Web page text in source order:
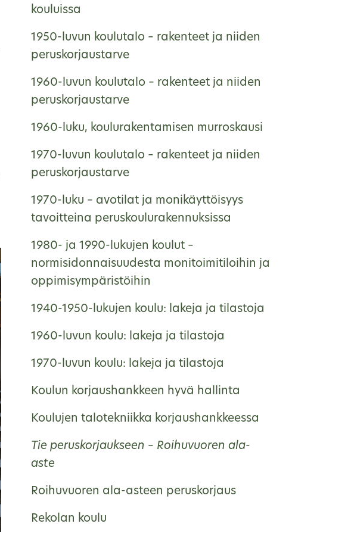
kouluissa
1950-luvun koulutalo – rakenteet ja niiden
peruskorjaustarve
1960-luvun koulutalo – rakenteet ja niiden
peruskorjaustarve
1960-luku, koulurakentamisen murroskausi
1970-luvun koulutalo – rakenteet ja niiden
peruskorjaustarve
1970-luku – avotilat ja monikäyttöisyys
tavoitteina peruskoulurakennuksissa
1980- ja 1990-lukujen koulut –
normisidonnaisuudesta monitoimitiloihin ja
oppimisympäristöihin
1940-1950-lukujen koulu: lakeja ja tilastoja
1960-luvun koulu: lakeja ja tilastoja
1970-luvun koulu: lakeja ja tilastoja
Koulun korjaushankkeen hyvä hallinta
Koulujen talotekniikka korjaushankkeessa
Tie peruskorjaukseen – Roihuvuoren ala-
aste
Roihuvuoren ala-asteen peruskorjaus
Rekolan koulu